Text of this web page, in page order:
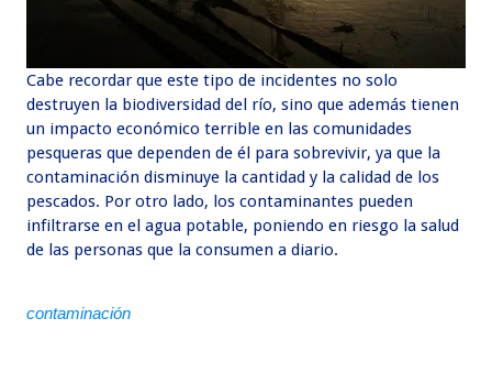
Cabe recordar que este tipo de incidentes no solo
destruyen la biodiversidad del río, sino que además tienen
un impacto económico terrible en las comunidades
pesqueras que dependen de él para sobrevivir, ya que la
contaminación disminuye la cantidad y la calidad de los
pescados. Por otro lado, los contaminantes pueden
infiltrarse en el agua potable, poniendo en riesgo la salud
de las personas que la consumen a diario.
contaminación